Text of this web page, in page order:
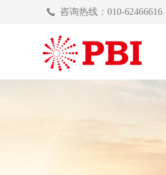
끅 咨询热线：010-62466616